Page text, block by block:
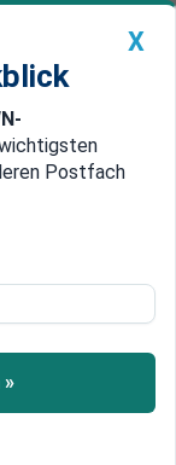
Premium
China
vor
X
Postfach